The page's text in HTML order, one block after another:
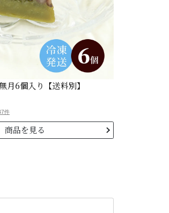
月6個入り【送料別】
件
商品を見る